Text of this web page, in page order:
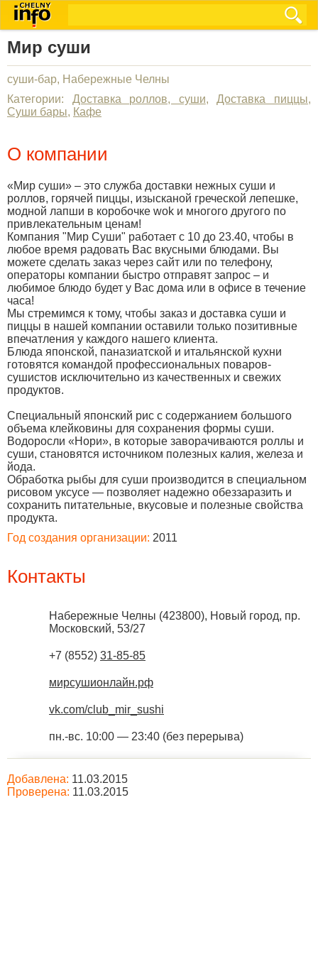
Мир суши
суши-бар, Набережные Челны
Категории: Доставка роллов, суши,Доставка пиццы,
Суши бары, Кафе
О компании
«Мир суши» – это служба доставки нежных суши и
роллов, горячей пиццы, изысканой греческой лепешке,
модной лапши в коробочке wok и многого другого по
привлекательным ценам!
Компания "Мир Суши" работает с 10 до 23.40, чтобы в
любое время радовать Вас вкусными блюдами. Вы
можете сделать заказ через сайт или по телефону,
операторы компании быстро отправят запрос – и
любимое блюдо будет у Вас дома или в офисе в течение
часа!
Мы стремимся к тому, чтобы заказ и доставка суши и
пиццы в нашей компании оставили только позитивные
впечатления у каждого нашего клиента.
Блюда японской, паназиатской и итальянской кухни
готовятся командой профессиональных поваров-
сушистов исключительно из качественных и свежих
продуктов.
Специальный японский рис с содержанием большого
объема клейковины для сохранения формы суши.
Водоросли «Нори», в которые заворачиваются роллы и
суши, становятся источником полезных калия, железа и
йода.
Обработка рыбы для суши производится в специальном
рисовом уксусе — позволяет надежно обеззаразить и
сохранить питательные, вкусовые и полезные свойства
продукта.
Год создания организации: 2011
Контакты
Набережные Челны (423800), Новый город, пр.
Московский, 53/27
+7 (8552) 31-85-85
мирсушионлайн.рф
vk.com/club_mir_sushi
пн.-вс. 10:00 — 23:40 (без перерыва)
Добавлена: 11.03.2015
Проверена: 11.03.2015